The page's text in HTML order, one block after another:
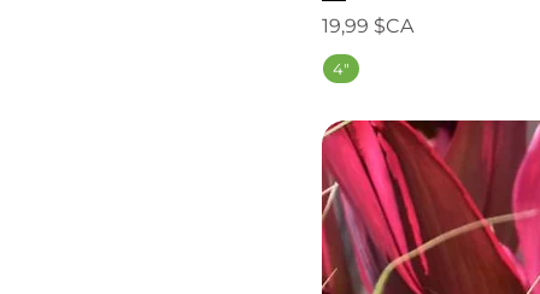
Prix
19,99 $CA
4"